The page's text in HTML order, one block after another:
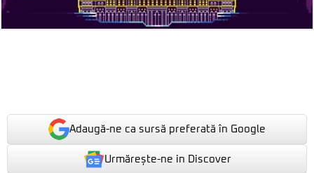
Adaugă-ne ca sursă preferată în Google
Urmărește-ne in Discover